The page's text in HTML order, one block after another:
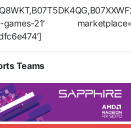
21′
Teams